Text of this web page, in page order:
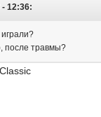
12:36:
после травмы?